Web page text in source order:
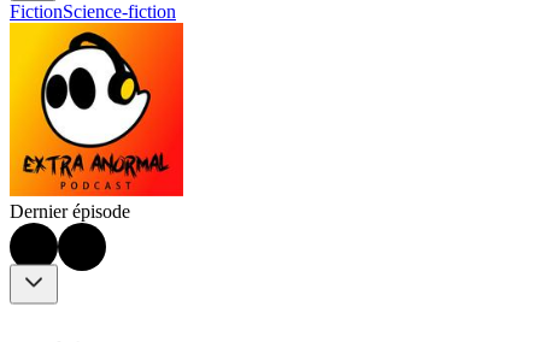
FictionScience-fiction
Dernier épisode